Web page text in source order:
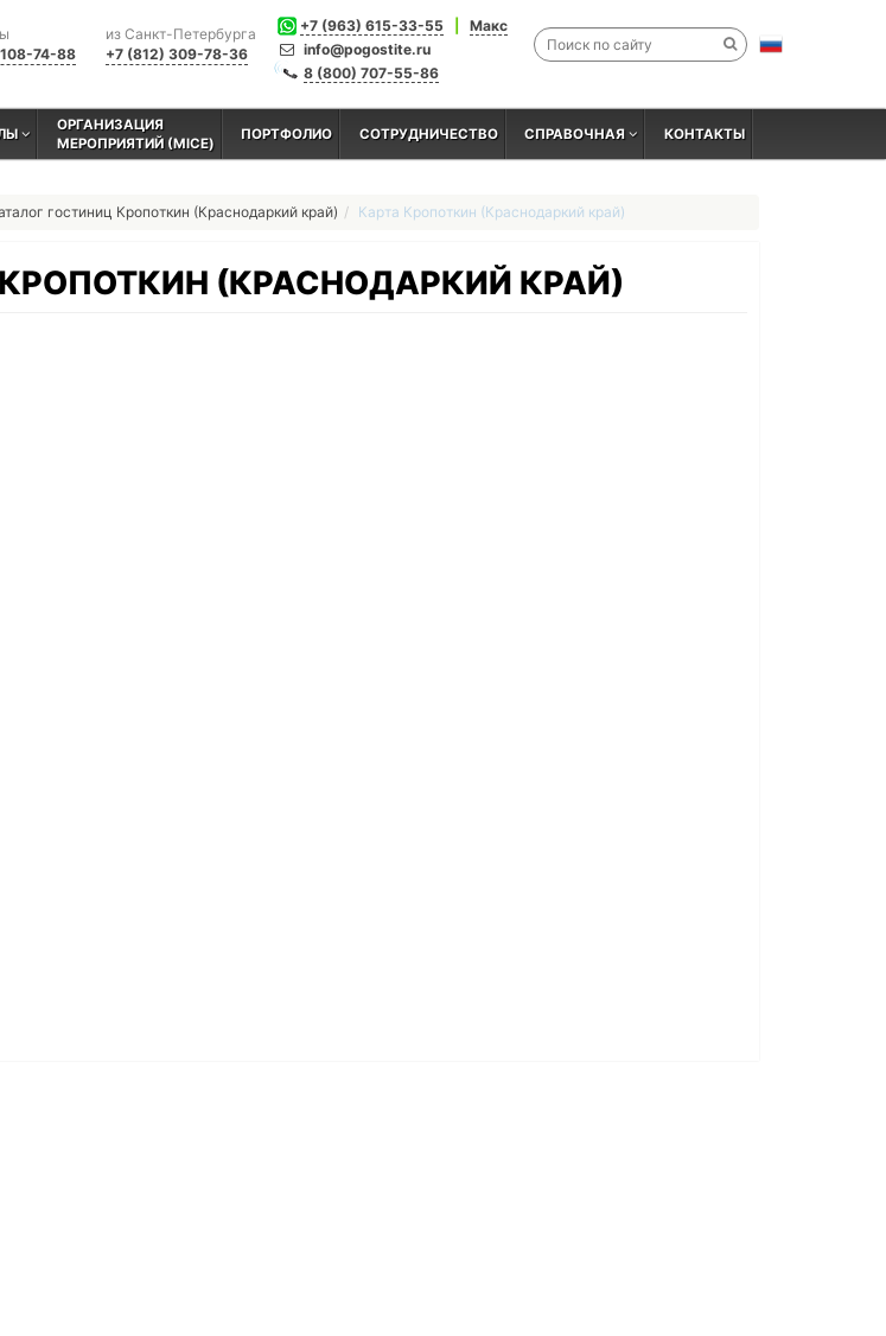
+7 (963) 615-33-55
Макс
info@pogostite.ru
8 (800) 707-55-86
из Санкт-Петербурга
+7 (812) 309-78-36
74-88
ОРГАНИЗАЦИЯ
МЕРОПРИЯТИЙ (MICE)
ПОРТФОЛИО СОТРУДНИЧЕСТВО СПРАВОЧНАЯ КОНТАКТЫ
гостиниц Кропоткин (Краснодаркий край) Карта Кропоткин (Краснодаркий край)
(КРАСНОДАРКИЙ КРАЙ)